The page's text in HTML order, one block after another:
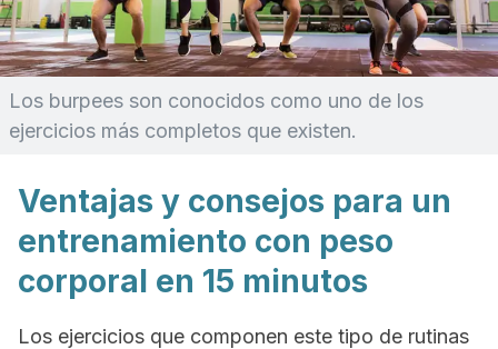
Los burpees son conocidos como uno de los
ejercicios más completos que existen.
Ventajas y consejos para un
entrenamiento con peso
corporal en 15 minutos
Los ejercicios que componen este tipo de rutinas